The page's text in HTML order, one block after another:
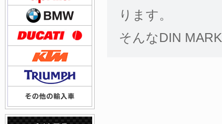
ります。
そんなDIN